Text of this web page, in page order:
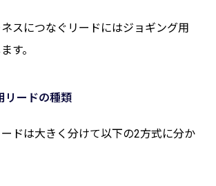
スにつなぐリードにはジョギング用
す。
リードの種類
ドは大きく分けて以下の2方式に分か